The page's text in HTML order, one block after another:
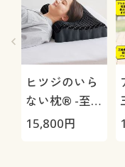
ヒツジのいら
ない枕® -至
極-
15,800円